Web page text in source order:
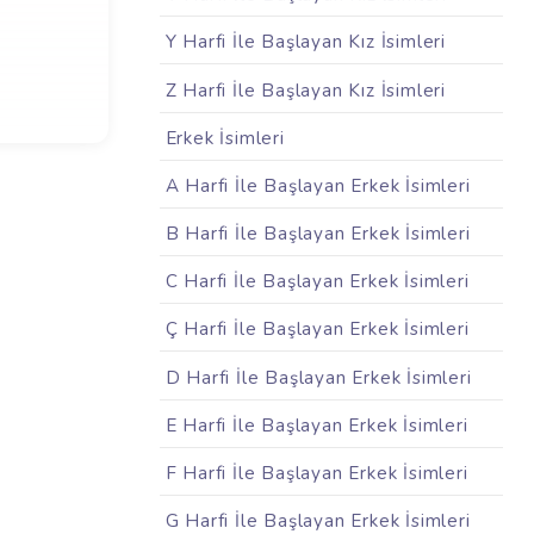
Y Harfi İle Başlayan Kız İsimleri
Z Harfi İle Başlayan Kız İsimleri
Erkek İsimleri
A Harfi İle Başlayan Erkek İsimleri
B Harfi İle Başlayan Erkek İsimleri
C Harfi İle Başlayan Erkek İsimleri
Ç Harfi İle Başlayan Erkek İsimleri
D Harfi İle Başlayan Erkek İsimleri
E Harfi İle Başlayan Erkek İsimleri
F Harfi İle Başlayan Erkek İsimleri
G Harfi İle Başlayan Erkek İsimleri